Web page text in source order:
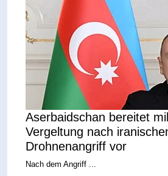
Aserbaidschan bereitet
Vergeltung nach
Drohnenangriff vor
Nach dem Angriff ...